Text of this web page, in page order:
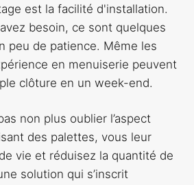
est la facilité d'installation.
besoin, ce sont quelques
peu de patience. Même les
en menuiserie peuvent
clôture en un week-end.
non plus oublier l’aspect
des palettes, vous leur
vie et réduisez la quantité de
solution qui s’inscrit